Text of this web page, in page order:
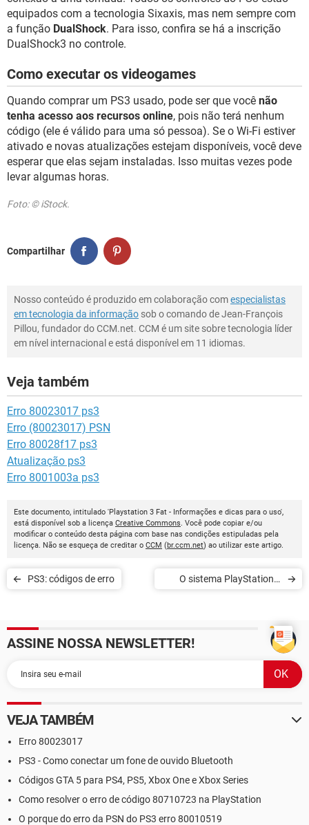
equipados com a tecnologia Sixaxis, mas nem sempre com
a função DualShock. Para isso, confira se há a inscrição
DualShock3 no controle.
Como executar os videogames
Quando comprar um PS3 usado, pode ser que você não
tenha acesso aos recursos online, pois não terá nenhum
código (ele é válido para uma só pessoa). Se o Wi-Fi estiver
ativado e novas atualizações estejam disponíveis, você deve
esperar que elas sejam instaladas. Isso muitas vezes pode
levar algumas horas.
Foto: © iStock.
Compartilhar
Nosso conteúdo é produzido em colaboração comespecialistas
em tecnologia da informação sob o comando de Jean-François
Pillou, fundador do CCM.net. CCM é um site sobre tecnologia líder
em nível internacional e está disponível em 11 idiomas.
Veja também
Erro 80023017 ps3
Erro (80023017) PSN
Erro 80028f17 ps3
Atualização ps3
Erro 8001003a ps3
Este documento, intitulado 'Playstation 3 Fat - Informações e dicas para o uso',
está disponível sob a licença Creative Commons. Você pode copiar e/ou
modificar o conteúdo desta página com base nas condições estipuladas pela
licença. Não se esqueça de creditar o CCM (br.ccm.net) ao utilizar este artigo.
PS3: códigos de erro
O sistema PlayStation 3
ASSINE NOSSA NEWSLETTER!
VEJA TAMBÉM
Erro 80023017
PS3 - Como conectar um fone de ouvido Bluetooth
Códigos GTA 5 para PS4, PS5, Xbox One e Xbox Series
Como resolver o erro de código 80710723 na PlayStation
O porque do erro da PSN do PS3 erro 80010519